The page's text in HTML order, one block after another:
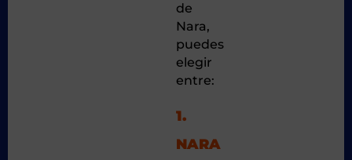
de
Nara,
puedes
elegir
entre:
1.
NARA